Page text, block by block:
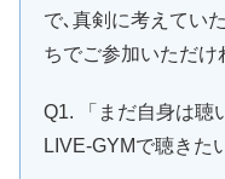
で､真剣に考えてい
ちでご参加いただけ
Q1. 「まだ自身は聴
LIVE-GYMで聴きた